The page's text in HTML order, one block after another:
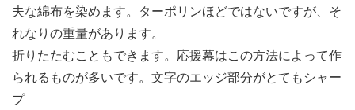
夫な綿布を染めます。ターポリンほどではないですが、そ
れなりの重量があります。
折りたたむこともできます。応援幕はこの方法によって作
られるものが多いです。文字のエッジ部分がとてもシャー
プ